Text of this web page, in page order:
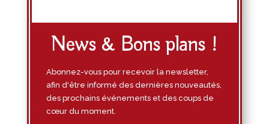
News & Bons plans !
Abonnez-vous pour recevoir la newsletter,
afin d'être informé des dernières nouveautés,
des prochains événements et des coups de
cœur du moment.